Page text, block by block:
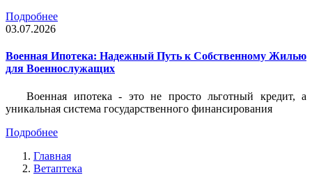
Подробнее
03.07.2026
Военная Ипотека: Надежный Путь к Собственному Жилью
для Военнослужащих
Военная ипотека - это не просто льготный кредит, а
уникальная система государственного финансирования
Подробнее
Главная
Ветаптека